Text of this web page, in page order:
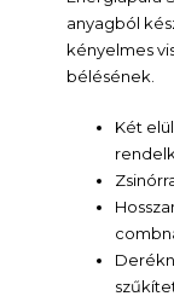
anyagból
kényelmes
bélésének.
Két